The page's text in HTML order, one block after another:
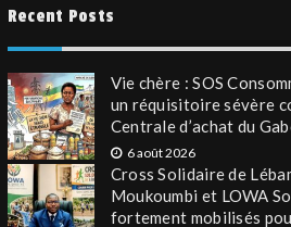
Recent Posts
Vie chère : SOS
un réquisitoire sévère
Centrale d’achat du
6 août 2026
Cross Solidaire de
Moukoumbi et LOWA
fortement mobilisés